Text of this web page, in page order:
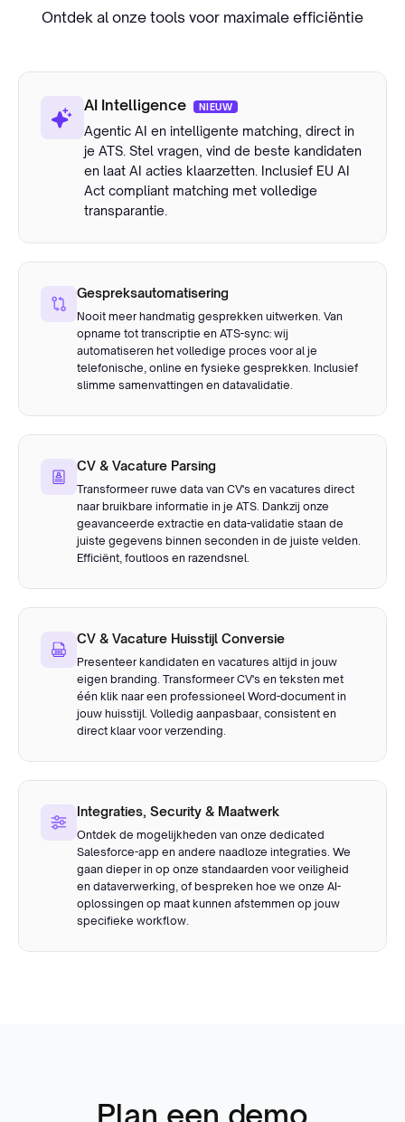
Ontdek al onze tools voor maximale efficiëntie
AI Intelligence NIEUW
Agentic AI en intelligente matching, direct in
je ATS. Stel vragen, vind de beste kandidaten
en laat AI acties klaarzetten. Inclusief EU AI
Act compliant matching met volledige
transparantie.
Gespreksautomatisering
Nooit meer handmatig gesprekken uitwerken. Van
opname tot transcriptie en ATS-sync: wij
automatiseren het volledige proces voor al je
telefonische, online en fysieke gesprekken. Inclusief
slimme samenvattingen en datavalidatie.
CV & Vacature Parsing
Transformeer ruwe data van CV's en vacatures direct
naar bruikbare informatie in je ATS. Dankzij onze
geavanceerde extractie en data-validatie staan de
juiste gegevens binnen seconden in de juiste velden.
Efficiënt, foutloos en razendsnel.
CV & Vacature Huisstijl Conversie
Presenteer kandidaten en vacatures altijd in jouw
eigen branding. Transformeer CV's en teksten met
één klik naar een professioneel Word-document in
jouw huisstijl. Volledig aanpasbaar, consistent en
direct klaar voor verzending.
Integraties, Security & Maatwerk
Ontdek de mogelijkheden van onze dedicated
Salesforce-app en andere naadloze integraties. We
gaan dieper in op onze standaarden voor veiligheid
en dataverwerking, of bespreken hoe we onze AI-
oplossingen op maat kunnen afstemmen op jouw
specifieke workflow.
Plan een demo